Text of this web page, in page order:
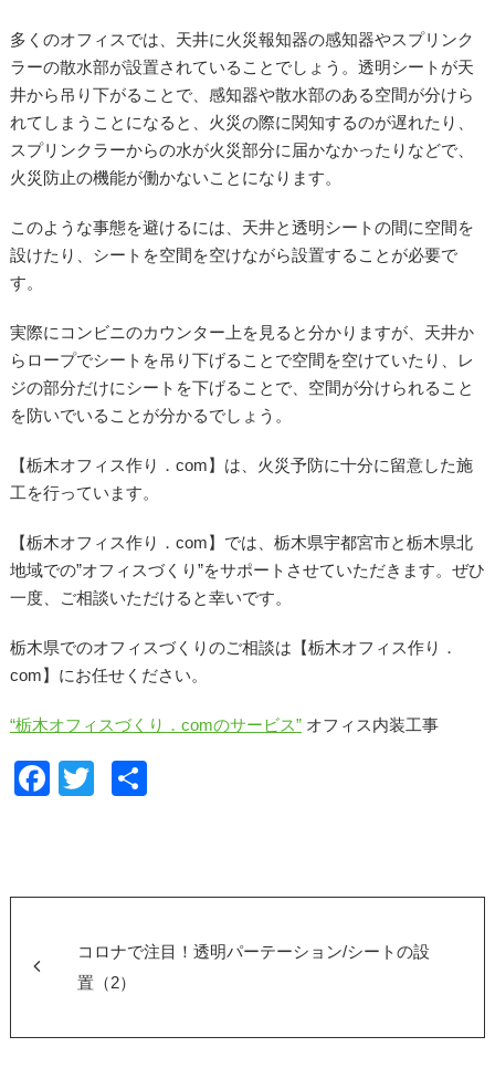
多くのオフィスでは、天井に火災報知器の感知器やスプリンク
ラーの散水部が設置されていることでしょう。透明シートが天
井から吊り下がることで、感知器や散水部のある空間が分けら
れてしまうことになると、火災の際に関知するのが遅れたり、
スプリンクラーからの水が火災部分に届かなかったりなどで、
火災防止の機能が働かないことになります。
このような事態を避けるには、天井と透明シートの間に空間を
設けたり、シートを空間を空けながら設置することが必要で
す。
実際にコンビニのカウンター上を見ると分かりますが、天井か
らロープでシートを吊り下げることで空間を空けていたり、レ
ジの部分だけにシートを下げることで、空間が分けられること
を防いでいることが分かるでしょう。
【栃木オフィス作り．com】は、火災予防に十分に留意した施
工を行っています。
【栃木オフィス作り．com】では、栃木県宇都宮市と栃木県北
地域での”オフィスづくり”をサポートさせていただきます。ぜひ
一度、ご相談いただけると幸いです。
栃木県でのオフィスづくりのご相談は【栃木オフィス作り．
com】にお任せください。
“栃木オフィスづくり．comのサービス”オフィス内装工事
F
コロナで注目！透明パーテーション/シートの設
置（2）